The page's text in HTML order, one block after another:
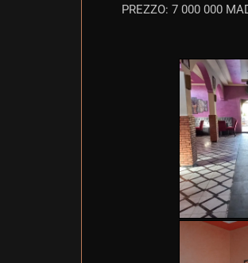
PREZZO: 7 000 000